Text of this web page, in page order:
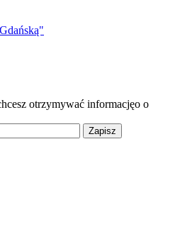
otrzymywać informacjęo o
Zapisz